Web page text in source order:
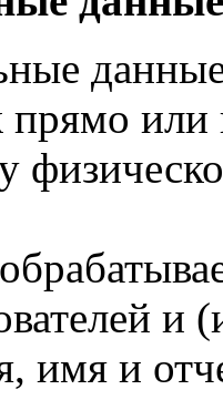
прямо
и
имя и